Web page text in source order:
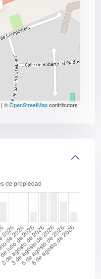
| ©OpenStreetMapcontributors